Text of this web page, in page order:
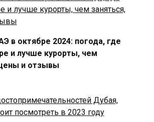
в октябре 2024: погода, где
и лучше курорты, чем
и отзывы